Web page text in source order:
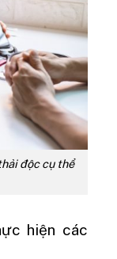
độc cụ thể
hiện các